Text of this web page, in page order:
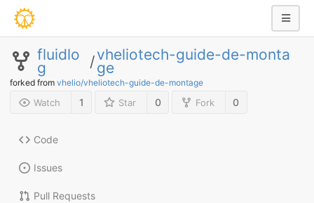
fluidlo
g /vheliotech-guide-de-monta
ge
forked from vhelio/vheliotech-guide-de-montage
Watch 1 Star 0 Fork 0
Code
Issues
Pull Requests